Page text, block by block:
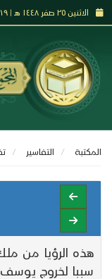
الاثنين ٢٥ صفر ١٤٤٨ هـ | ۱۹-۰۵-۱۴۰۵ | 10-08-2026
المكتبة التفاسير
هذه الرؤيا من
سببا لخروج يوسف